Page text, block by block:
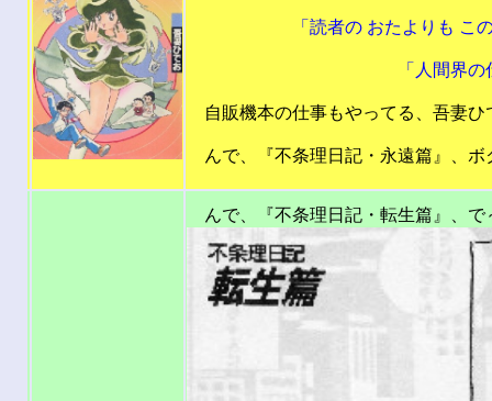
「読者の おたよりも この
「人間界の仕事が だ
自販機本の仕事もやってる、吾妻ひ
んで、『不条理日記・永遠篇』、ボ
んで、『不条理日記・転生篇』、で